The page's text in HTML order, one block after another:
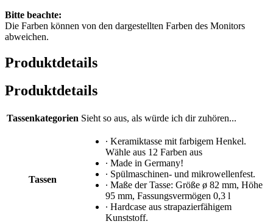
Bitte beachte:
Die Farben können von den dargestellten Farben des Monitors
abweichen.
Produktdetails
Produktdetails
Tassenkategorien Sieht so aus, als würde ich dir zuhören...
Tassen
∙ Keramiktasse mit farbigem Henkel.
Wähle aus 12 Farben aus
∙ Made in Germany!
∙ Spülmaschinen- und mikrowellenfest.
∙ Maße der Tasse: Größe ø 82 mm, Höhe
95 mm, Fassungsvermögen 0,3 l
∙ Hardcase aus strapazierfähigem
Kunststoff.